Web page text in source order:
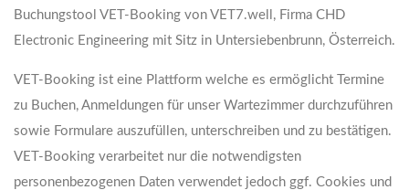
Buchungstool VET-Booking von VET7.well, Firma CHD
Electronic Engineering mit Sitz in Untersiebenbrunn, Österreich.
VET-Booking ist eine Plattform welche es ermöglicht Termine
zu Buchen, Anmeldungen für unser Wartezimmer durchzuführen
sowie Formulare auszufüllen, unterschreiben und zu bestätigen.
VET-Booking verarbeitet nur die notwendigsten
personenbezogenen Daten verwendet jedoch ggf. Cookies und